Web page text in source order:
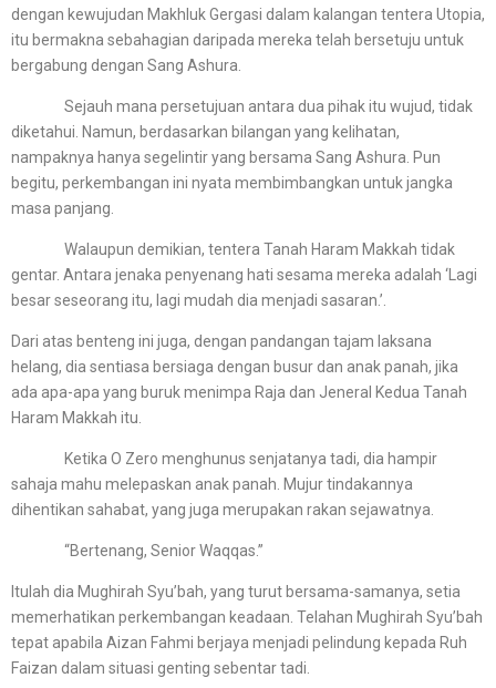
dengan kewujudan Makhluk Gergasi dalam kalangan tentera Utopia,
itu bermakna sebahagian daripada mereka telah bersetuju untuk
bergabung dengan Sang Ashura.
Sejauh mana persetujuan antara dua pihak itu wujud, tidak
diketahui. Namun, berdasarkan bilangan yang kelihatan,
nampaknya hanya segelintir yang bersama Sang Ashura. Pun
begitu, perkembangan ini nyata membimbangkan untuk jangka
masa panjang.
Walaupun demikian, tentera Tanah Haram Makkah tidak
gentar. Antara jenaka penyenang hati sesama mereka adalah ‘Lagi
besar seseorang itu, lagi mudah dia menjadi sasaran.’.
Dari atas benteng ini juga, dengan pandangan tajam laksana
helang, dia sentiasa bersiaga dengan busur dan anak panah, jika
ada apa-apa yang buruk menimpa Raja dan Jeneral Kedua Tanah
Haram Makkah itu.
Ketika O Zero menghunus senjatanya tadi, dia hampir
sahaja mahu melepaskan anak panah. Mujur tindakannya
dihentikan sahabat, yang juga merupakan rakan sejawatnya.
“Bertenang, Senior Waqqas.”
Itulah dia Mughirah Syu’bah, yang turut bersama-samanya, setia
memerhatikan perkembangan keadaan. Telahan Mughirah Syu’bah
tepat apabila Aizan Fahmi berjaya menjadi pelindung kepada Ruh
Faizan dalam situasi genting sebentar tadi.